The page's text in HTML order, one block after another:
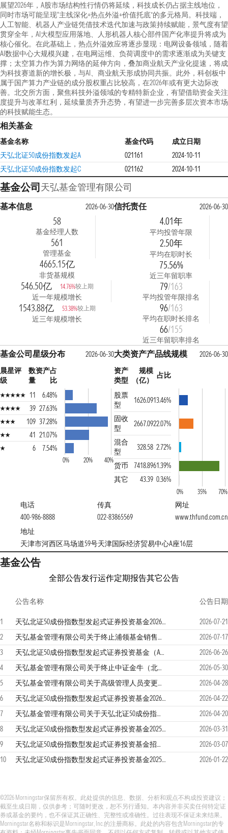
展望2026年，A股市场结构性行情仍将延续，科技成长仍占据主线地位，
同时市场可能呈现“主线深化+热点外溢+价值托底”的多元格局。科技端，
人工智能、机器人产业链凭借技术迭代加速与政策持续赋能，景气度有望
贯穿全年，AI大模型应用落地、人形机器人核心部件国产化率提升将成为
核心催化。在此基础上，热点外溢效应将逐步显现：电网设备领域，随着
AI数据中心大规模兴建，在电网运维、负荷调度中的需求逐渐成为关键支
撑；太空算力作为算力网络的延伸方向，叠加商业航天产业化提速，将成
为科技赛道新的增长极，与AI、商业航天形成协同共振。此外，科创板中
属于国产算力产业链的成分股权重占比较高，在2026年或有更大边际改
善。北交所方面，聚焦科技外溢领域的专精特新企业，有望借助资金关注
度提升与改革红利，延续量质齐升态势，有望进一步完善多层次资本市场
的科技赋能生态。
相关基金
基金名称 基金代码
成立日期
天弘北证50成份指数发起A
021161
2024-10-11
天弘北证50成份指数发起C
021162 2024-10-11
基金公司天弘基金管理有限公司
基本信息 2026-06-30
58
基金经理人数
561
管理基金
4665.15亿
非货基规模
546.50亿 14.76%较上期
近一年规模增长
1543.88亿 53.38%较上期
近三年规模增长
信托责任 2026-06-30
4.01年
平均投管年限
2.50年
平均在职时长
75.56%
近三年留职率
79/163
平均投管年限排名
96/163
平均在职时长排名
66/155
近三年留职率排名
基金公司星级分布
2026-06-30
晨星评
级
数
量
资产占
比
11
6.48%
39 27.63%
109 37.28%
41 21.07%
6
7.54%
0% 20% 40%
大类资产产品线规模
2026-06-30
资产
类型
规模
（亿）
占比
股票
型
1626.0913.46%
固收
型
2667.0922.07%
混合
型
328.58 2.72%
货币
7418.8961.39%
其它
43.39 0.36%
0% 35% 70%
电话
400-986-8888
传真
022-83865569
网址
www.thfund.com.cn
地址
天津市河西区马场道59号天津国际经济贸易中心A座16层
基金公告
全部公告发行运作定期报告其它公告
公告名称 公告日期
1 天弘北证50成份指数型发起式证券投资基金2026年第二季度报告
2026-07-21
2
天弘基金管理有限公司关于终止浦领基金销售有限公司办理旗下基金相关销售业务的公告
2026-07-17
3
天弘北证50成份指数型发起式证券投资基金（A类份额）基金产品资料概要（更新）
2026-06-26
4
天弘基金管理有限公司关于终止中证金牛（北京）基金销售有限公司办理旗下基金相关销售业务的公告
2026-05-30
5
天弘基金管理有限公司关于高级管理人员变更的公告
2026-04-28
6
天弘北证50成份指数型发起式证券投资基金2026年第一季度报告
2026-04-22
7
天弘基金管理有限公司关于天弘北证50成份指数型发起式证券投资基金调整大额申购、转换转入及定期定额投资业务的公告
2026-04-20
8
天弘北证50成份指数型发起式证券投资基金2025年年度报告
2026-03-31
9
天弘北证50成份指数型发起式证券投资基金招募说明书（更新）
2026-03-07
10
天弘北证50成份指数型发起式证券投资基金2025年第四季度报告 2026-01-22
©2026 Morningstar保留所有权。此处提供的信息、数据、分析和观点不构成投资建议；
截至生成日期，仅供参考；可随时更改，恕不另行通知。本内容并非买卖任何特定证
券或基金的要约，也不保证其正确性、完整性或准确性。过往表现不保证未来结果。
Morningstar名称和标识是Morningstar, Inc.的注册商标。此处的内容包含Morningstar的专